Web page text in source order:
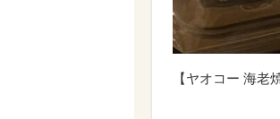
【ヤオコー 海